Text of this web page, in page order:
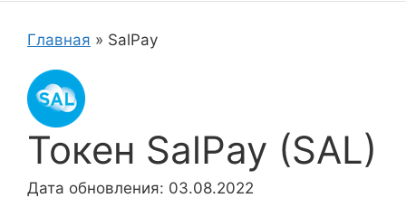
Главная » SalPay
Токен SalPay (SAL)
Дата обновления: 03.08.2022